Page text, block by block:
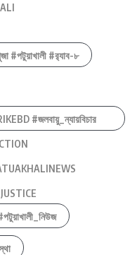
#পটুয়াখালী #র‍্যাব-৮
#জলবায়ু_ন্যায়বিচার